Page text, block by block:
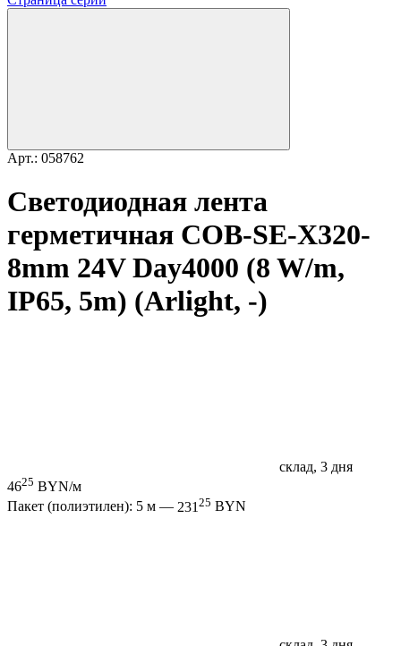
Арт.: 058762
Светодиодная лента
герметичная COB-SE-X320-
8mm 24V Day4000 (8 W/m,
IP65, 5m) (Arlight, -)
склад, 3 дня
4625 BYN/м
Пакет (полиэтилен): 5 м — 231 25 BYN